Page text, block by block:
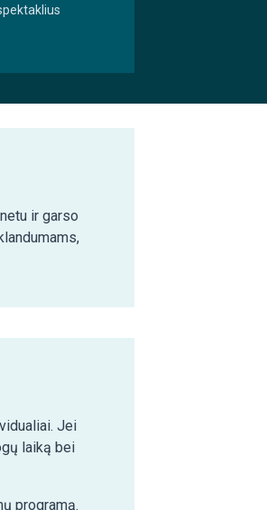
ir garso
Jei
laiką bei
programą.